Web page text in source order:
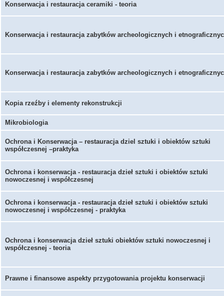
Konserwacja i restauracja ceramiki - teoria
Konserwacja i restauracja zabytków archeologicznych i
Konserwacja i restauracja zabytków archeologicznych i
Kopia rzeźby i elementy rekonstrukcji
Mikrobiologia
Ochrona i Konserwacja – restauracja dziel sztuki i obiektów sztuki
współczesnej –praktyka
Ochrona i konserwacja - restauracja dzieł sztuki i obiektów sztuki
nowoczesnej i współczesnej
Ochrona i konserwacja - restauracja dzieł sztuki i obiektów sztuki
nowoczesnej i współczesnej - praktyka
Ochrona i konserwacja dzieł sztuki obiektów sztuki nowoczesnej i
współczesnej - teoria
Prawne i finansowe aspekty przygotowania projektu konserwacji